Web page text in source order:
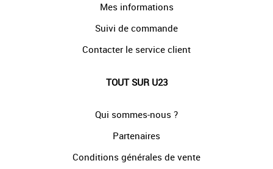
Mes informations
Suivi de commande
Contacter le service client
TOUT SUR U23
Qui sommes-nous ?
Partenaires
Conditions générales de vente